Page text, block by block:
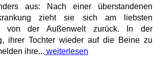
aus: Nach einer überstandenen
zieht sie sich am liebsten
von der Außenwelt zurück. In der
ihrer Tochter wieder auf die Beine zu
ihre... weiterlesen